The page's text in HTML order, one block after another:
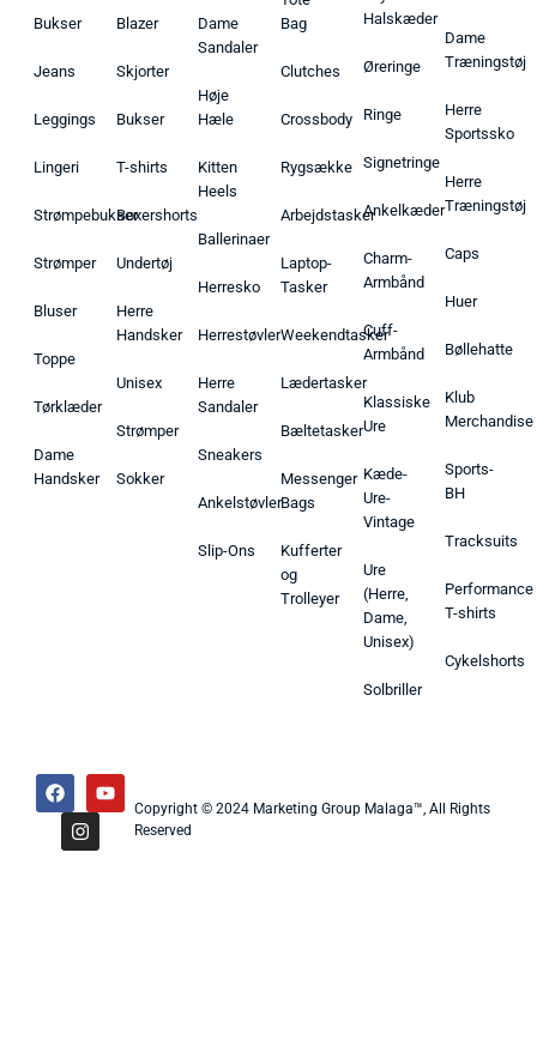
Bukser
Jeans
Leggings
Lingeri
Strømpebukser
Strømper
Bluser
Toppe
Tørklæder
Dame
Handsker
Blazer
Skjorter
Bukser
T-shirts
Boxershorts
Undertøj
Herre
Handsker
Unisex
Strømper
Sokker
Dame
Sandaler
Høje
Hæle
Kitten
Heels
Ballerinaer
Herresko
Herrestøvler
Herre
Sandaler
Sneakers
Ankelstøvler
Slip-Ons
Bag
Clutches
Crossbody
Rygsække
Arbejdstasker
Laptop-
Tasker
Weekendtasker
Lædertasker
Bæltetasker
Messenger
Bags
Kufferter
og
Trolleyer
Halskæder
Øreringe
Ringe
Signetringe
Ankelkæder
Charm-
Armbånd
Cuff-
Armbånd
Klassiske
Ure
Kæde-
Ure-
Vintage
Ure
(Herre,
Dame,
Unisex)
Solbriller
Dame
Træningstøj
Herre
Sportssko
Herre
Træningstøj
Caps
Huer
Bøllehatte
Klub
Merchandise
Sports-
BH
Tracksuits
Performance
T-shirts
Cykelshorts
Copyright © 2024 Marketing Group Malaga™, All Rights
Reserved